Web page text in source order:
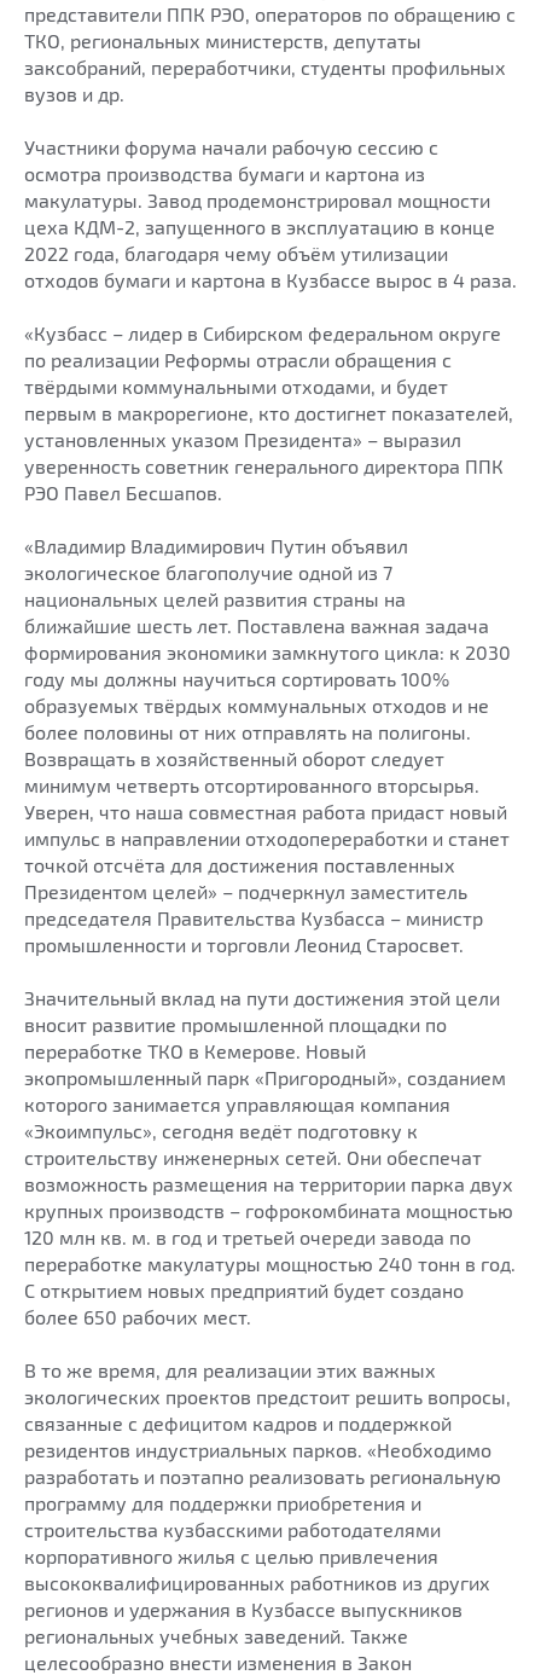
представители ППК РЭО, операторов по обращению с
ТКО, региональных министерств, депутаты
заксобраний, переработчики, студенты профильных
вузов и др.
Участники форума начали рабочую сессию с
осмотра производства бумаги и картона из
макулатуры. Завод продемонстрировал мощности
цеха КДМ-2, запущенного в эксплуатацию в конце
2022 года, благодаря чему объём утилизации
отходов бумаги и картона в Кузбассе вырос в 4 раза.
«Кузбасс – лидер в Сибирском федеральном округе
по реализации Реформы отрасли обращения с
твёрдыми коммунальными отходами, и будет
первым в макрорегионе, кто достигнет показателей,
установленных указом Президента» – выразил
уверенность советник генерального директора ППК
РЭО Павел Бесшапов.
«Владимир Владимирович Путин объявил
экологическое благополучие одной из 7
национальных целей развития страны на
ближайшие шесть лет. Поставлена важная задача
формирования экономики замкнутого цикла: к 2030
году мы должны научиться сортировать 100%
образуемых твёрдых коммунальных отходов и не
более половины от них отправлять на полигоны.
Возвращать в хозяйственный оборот следует
минимум четверть отсортированного вторсырья.
Уверен, что наша совместная работа придаст новый
импульс в направлении отходопереработки и станет
точкой отсчёта для достижения поставленных
Президентом целей» – подчеркнул заместитель
председателя Правительства Кузбасса – министр
промышленности и торговли Леонид Старосвет.
Значительный вклад на пути достижения этой цели
вносит развитие промышленной площадки по
переработке ТКО в Кемерове. Новый
экопромышленный парк «Пригородный», созданием
которого занимается управляющая компания
«Экоимпульс», сегодня ведёт подготовку к
строительству инженерных сетей. Они обеспечат
возможность размещения на территории парка двух
крупных производств – гофрокомбината мощностью
120 млн кв. м. в год и третьей очереди завода по
переработке макулатуры мощностью 240 тонн в год.
С открытием новых предприятий будет создано
более 650 рабочих мест.
В то же время, для реализации этих важных
экологических проектов предстоит решить вопросы,
связанные с дефицитом кадров и поддержкой
резидентов индустриальных парков. «Необходимо
разработать и поэтапно реализовать региональную
программу для поддержки приобретения и
строительства кузбасскими работодателями
корпоративного жилья с целью привлечения
высококвалифицированных работников из других
регионов и удержания в Кузбассе выпускников
региональных учебных заведений. Также
целесообразно внести изменения в Закон